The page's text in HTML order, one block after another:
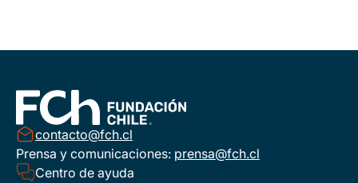
contacto@fch.cl
Prensa y comunicaciones: prensa@fch.cl
Centro de ayuda